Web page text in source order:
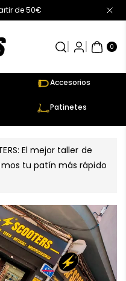
de 50€
0
AR
TÍC
UL
Accesorios
Patinetes
El mejor taller de
tu patín más rápido